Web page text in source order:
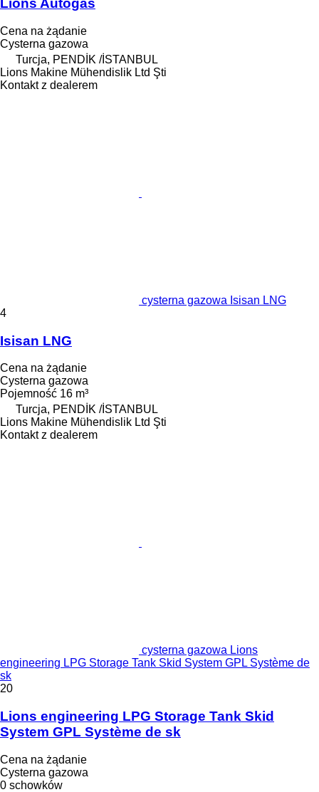
Lions Autogas
Cena na żądanie
Cysterna gazowa
Turcja, PENDİK /İSTANBUL
Lions Makine Mühendislik Ltd Şti
Kontakt z dealerem
cysterna gazowa Isisan LNG
4
Isisan LNG
Cena na żądanie
Cysterna gazowa
Pojemność 16 m³
Turcja, PENDİK /İSTANBUL
Lions Makine Mühendislik Ltd Şti
Kontakt z dealerem
cysterna gazowa Lions
engineering LPG Storage Tank Skid System GPL Système de
sk
20
Lions engineering LPG Storage Tank Skid
System GPL Système de sk
Cena na żądanie
Cysterna gazowa
0 schowków